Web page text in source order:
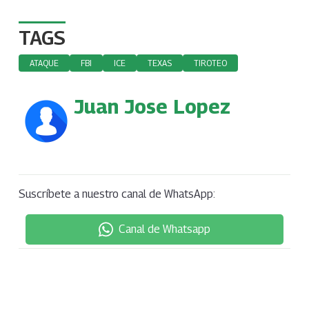
TAGS
ATAQUE FBI ICE TEXAS TIROTEO
Juan Jose Lopez
Suscríbete a nuestro canal de WhatsApp:
Canal de Whatsapp